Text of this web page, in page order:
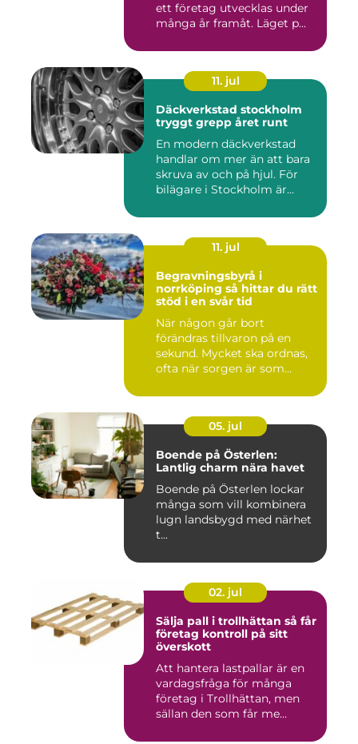
ett företag utvecklas under
många år framåt. Läget p...
11. jul
Däckverkstad stockholm
tryggt grepp året runt
En modern däckverkstad
handlar om mer än att bara
skruva av och på hjul. För
bilägare i Stockholm är...
11. jul
Begravningsbyrå i
norrköping så hittar du rätt
stöd i en svår tid
När någon går bort
förändras tillvaron på en
sekund. Mycket ska ordnas,
ofta när sorgen är som
05. jul
Boende på Österlen:
Lantlig charm nära havet
Boende på Österlen lockar
många som vill kombinera
lugn landsbygd med närhet
t...
02. jul
Sälja pall i trollhättan så får
företag kontroll på sitt
överskott
Att hantera lastpallar är en
vardagsfråga för många
företag i Trollhättan, men
sällan den som får me...